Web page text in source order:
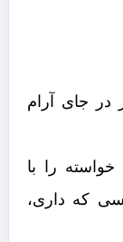
در جای آرام
را با
که داری،